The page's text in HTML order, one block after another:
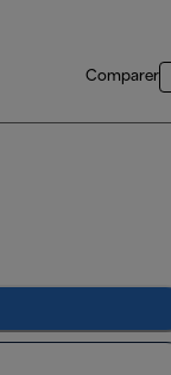
Comparer